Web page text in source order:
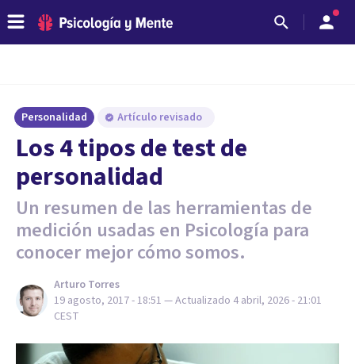
Personalidad Artículo revisado
Los 4 tipos de test de
personalidad
Un resumen de las herramientas de
medición usadas en Psicología para
conocer mejor cómo somos.
Arturo Torres
19 agosto, 2017 - 18:51 — Actualizado 4 abril, 2026 - 21:01
CEST